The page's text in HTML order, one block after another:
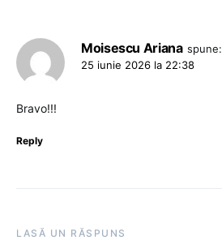
Moisescu Ariana spune:
25 iunie 2026 la 22:38
Bravo!!!
Reply
LASĂ UN RĂSPUNS